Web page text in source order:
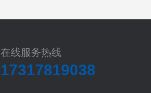
在线服务热线
17317819038